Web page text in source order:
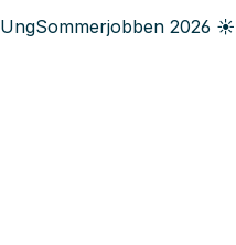
UngSommerjobben 2026 ☀️